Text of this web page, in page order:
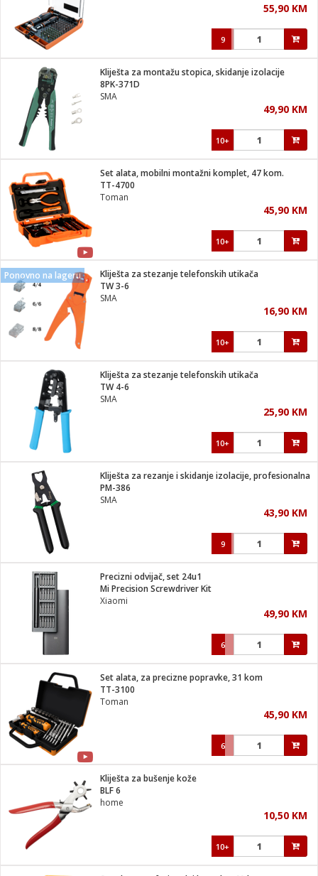
55,90 KM
9
Kliješta za montažu stopica, skidanje izolacije
8PK-371D
SMA
49,90 KM
10+
Set alata, mobilni montažni komplet, 47 kom.
TT-4700
Toman
45,90 KM
10+
Ponovno na lageru
Kliješta za stezanje telefonskih utikača
TW 3-6
SMA
16,90 KM
10+
Kliješta za stezanje telefonskih utikača
TW 4-6
SMA
25,90 KM
10+
Kliješta za rezanje i skidanje izolacije, profesionalna
PM-386
SMA
43,90 KM
9
Precizni odvijač, set 24u1
Mi Precision Screwdriver Kit
Xiaomi
49,90 KM
6
Set alata, za precizne popravke, 31 kom
TT-3100
Toman
45,90 KM
6
Kliješta za bušenje kože
BLF 6
home
10,50 KM
10+